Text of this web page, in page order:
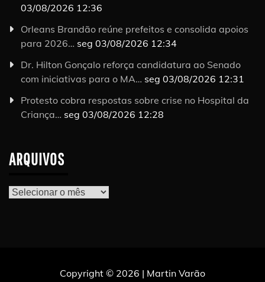
03/08/2026 12:36
Orleans Brandão reúne prefeitos e consolida apoios
para 2026… seg 03/08/2026 12:34
Dr. Hilton Gonçalo reforça candidatura ao Senado
com iniciativas para o MA… seg 03/08/2026 12:31
Protesto cobra respostas sobre crise no Hospital da
Criança… seg 03/08/2026 12:28
ARQUIVOS
Arquivos
Copyright © 2026 | Martin Varão